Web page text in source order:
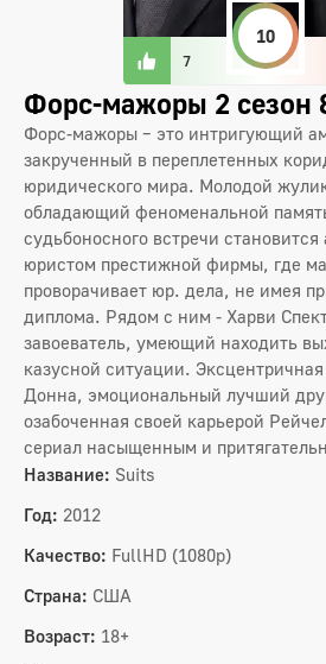
7
10
Форс-мажоры 2 сезон
Форс-мажоры – это интригующий
закрученный в переплетенных
юридического мира. Молодой
обладающий феноменальной
судьбоносного встречи
юристом престижной фирмы, где
проворачивает юр. дела, не имея
диплома. Рядом с ним - Харви
завоеватель, умеющий находить
казусной ситуации.
Донна, эмоциональный лучший
озабоченная своей карьерой
сериал насыщенным и
Название: Suits
Год: 2012
Качество: FullHD (1080p)
Страна: США
Возраст: 18+